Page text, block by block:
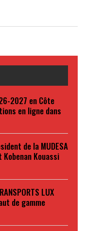
2027 en Côte
en ligne dans
de la MUDESA
Kouassi
LUX
de gamme